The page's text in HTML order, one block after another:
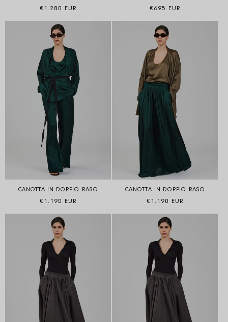
Prezzo di listino
€1.280 EUR Prezzo di listino
€695 EUR
CANOTTA IN DOPPIO RASO
Prezzo di listino
€1.190 EUR
CANOTTA IN DOPPIO RASO
Prezzo di listino
€1.190 EUR